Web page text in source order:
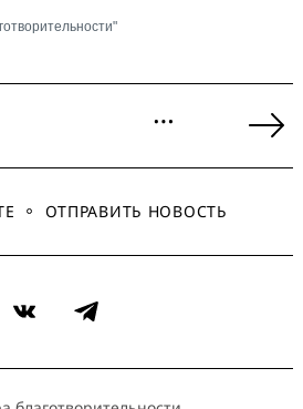
…
ОТПРАВИТЬ НОВОСТЬ
VK Telegram